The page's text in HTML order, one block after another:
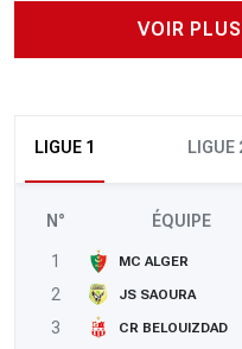
VOIR
LIGUE 1 LIGUE
N° ÉQUIPE
1 MC ALGER
2
JS SAOURA
3
CR BELOUIZDAD